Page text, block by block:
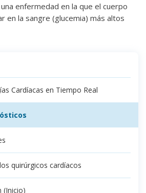
enfermedad en la que el cuerpo
en la sangre (glucemia) más altos
Cardíacas en Tiempo Real
quirúrgicos cardíacos
(Inicio)